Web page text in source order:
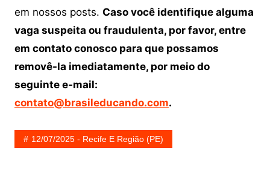
em nossos posts. Caso você identifique alguma
vaga suspeita ou fraudulenta, por favor, entre
em contato conosco para que possamos
removê-la imediatamente, por meio do
seguinte e-mail:
contato@brasileducando.com.
12/07/2025 - Recife E Região (PE)